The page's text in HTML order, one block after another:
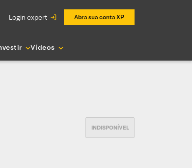
login expert Abra sua conta XP
Vídeos